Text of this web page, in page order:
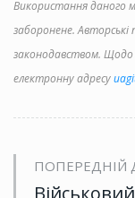
Використання даного
заборонене. Авторські
законодавством. Щодо
електронну адресу
ПОПЕРЕДНІЙ